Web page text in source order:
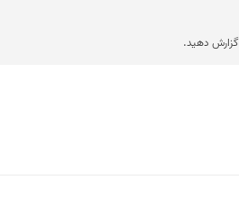
دهید.